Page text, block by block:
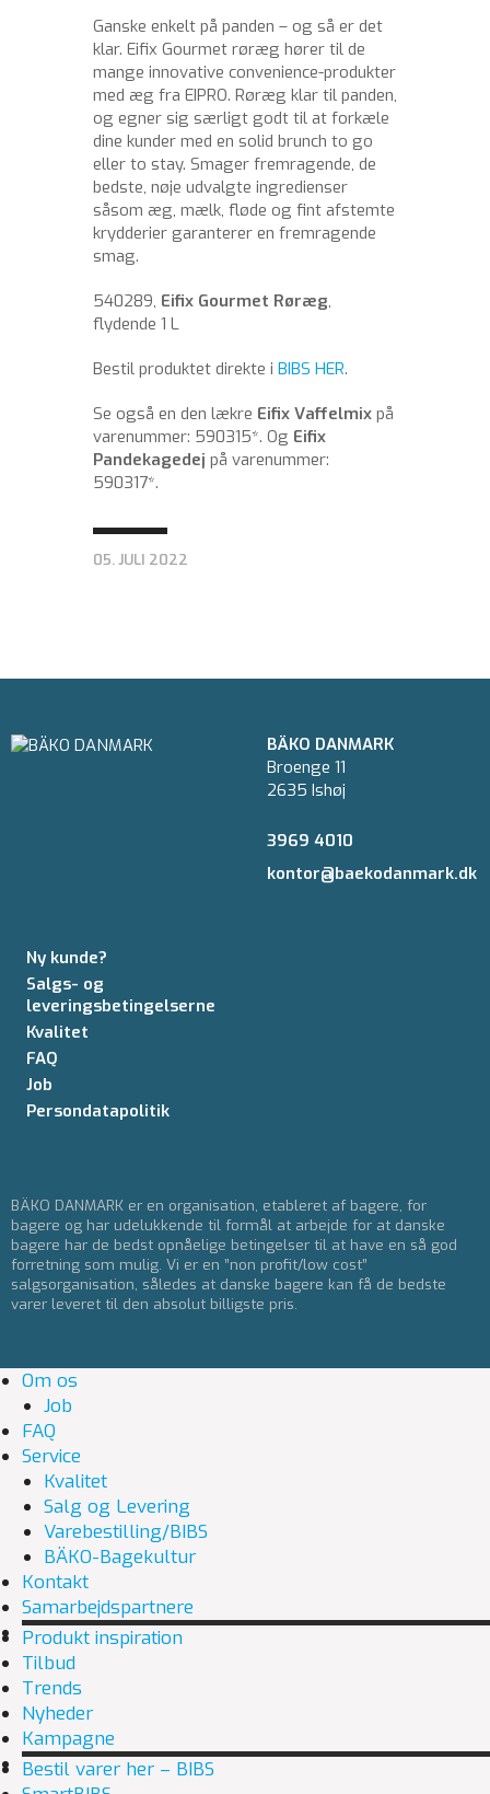
Ganske enkelt på panden – og så er det
klar. Eifix Gourmet røræg hører til de
mange innovative convenience-produkter
med æg fra EIPRO. Røræg klar til panden,
og egner sig særligt godt til at forkæle
dine kunder med en solid brunch to go
eller to stay. Smager fremragende, de
bedste, nøje udvalgte ingredienser
såsom æg, mælk, fløde og fint afstemte
krydderier garanterer en fremragende
smag.
540289, Eifix Gourmet Røræg,
flydende 1 L
Bestil produktet direkte i BIBS HER.
Se også en den lækre Eifix Vaffelmix på
varenummer: 590315*. Og Eifix
Pandekagedej på varenummer:
590317*.
05. JULI 2022
BÄKO DANMARK
Broenge 11
2635 Ishøj
3969 4010
kontor@baekodanmark.dk
Ny kunde?
Salgs- og
leveringsbetingelserne
Kvalitet
FAQ
Job
Persondatapolitik
BÄKO DANMARK er en organisation, etableret af bagere, for
bagere og har udelukkende til formål at arbejde for at danske
bagere har de bedst opnåelige betingelser til at have en så god
forretning som mulig. Vi er en ”non profit/low cost”
salgsorganisation, således at danske bagere kan få de bedste
varer leveret til den absolut billigste pris.
Om os
Job
FAQ
Service
Kvalitet
Salg og Levering
Varebestilling/BIBS
BÄKO-Bagekultur
Kontakt
Samarbejdspartnere
Produkt inspiration
Tilbud
Trends
Nyheder
Kampagne
Bestil varer her – BIBS